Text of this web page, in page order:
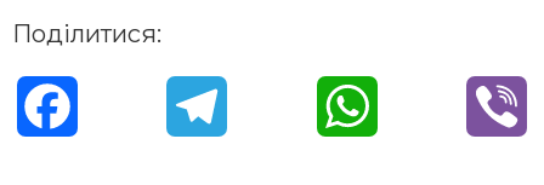
Поділитися: